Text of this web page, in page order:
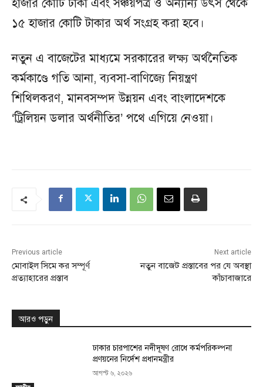
হাজার কোটি টাকা এবং সঞ্চয়পত্র ও অন্যান্য উৎস থেকে
১৫ হাজার কোটি টাকার অর্থ সংগ্রহ করা হবে।
নতুন এ বাজেটের মাধ্যমে সরকারের লক্ষ্য অর্থনৈতিক
কর্মকাণ্ডে গতি আনা, ব্যবসা-বাণিজ্যে নিয়ন্ত্রণ
শিথিলকরণ, মানবসম্পদ উন্নয়ন এবং বাংলাদেশকে
‘ট্রিলিয়ন ডলার অর্থনীতির’ পথে এগিয়ে নেওয়া।
Previous article
মোবাইল সিমে কর সম্পূর্ণ
প্রত্যাহারের প্রস্তাব
Next article
নতুন বাজেট প্রস্তাবের পর যে অবস্থা
কাঁচাবাজারে
আরও পড়ুন
ঢাকার চারপাশের নদীদূষণ রোধে কর্মপরিকল্পনা
প্রণয়নের নির্দেশ প্রধানমন্ত্রীর
আগস্ট ৬, ২০২৬